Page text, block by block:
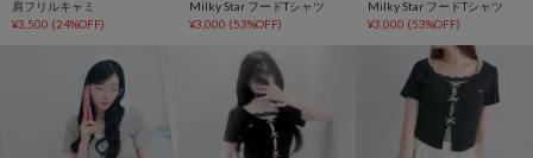
肩フリルキャミ
¥3,500 (24%OFF)
Milky Star フードTシャツ
¥3,000 (53%OFF)
Milky Star フードTシャツ
¥3,000 (53%OFF)